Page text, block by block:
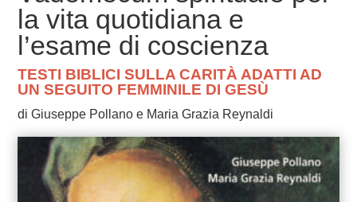
la vita quotidiana e
l’esame di coscienza
TESTI BIBLICI SULLA CARITÀ ADATTI AD
UN SEGUITO FEMMINILE DI GESÙ
di Giuseppe Pollano e Maria Grazia Reynaldi